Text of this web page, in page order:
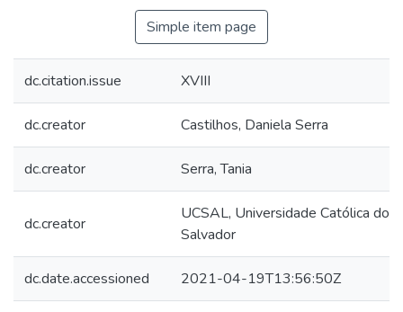
Simple item page
dc.citation.issue XVIII
dc.creator Castilhos, Daniela Serra
dc.creator Serra, Tania
dc.creator
UCSAL, Universidade Católica do
Salvador
dc.date.accessioned 2021-04-19T13:56:50Z